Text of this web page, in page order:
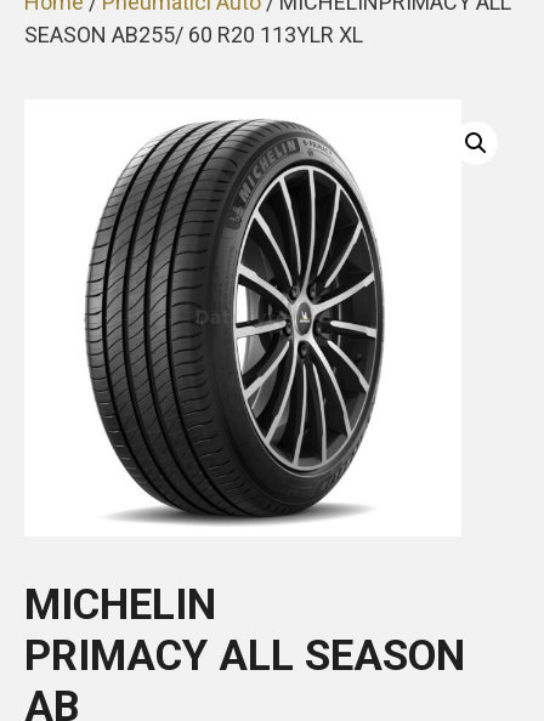
SEASON AB255/ 60 R20 113YLR XL
MICHELIN
PRIMACY ALL SEASON
AB